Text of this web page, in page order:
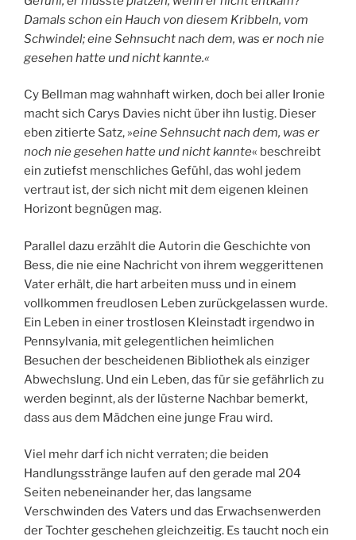
Damals schon ein Hauch von diesem Kribbeln, vom
Schwindel; eine Sehnsucht nach dem, was er noch nie
gesehen hatte und nicht kannte.«
Cy Bellman mag wahnhaft wirken, doch bei aller Ironie
macht sich Carys Davies nicht über ihn lustig. Dieser
eben zitierte Satz, »eine Sehnsucht nach dem, was er
noch nie gesehen hatte und nicht kannte« beschreibt
ein zutiefst menschliches Gefühl, das wohl jedem
vertraut ist, der sich nicht mit dem eigenen kleinen
Horizont begnügen mag.
Parallel dazu erzählt die Autorin die Geschichte von
Bess, die nie eine Nachricht von ihrem weggerittenen
Vater erhält, die hart arbeiten muss und in einem
vollkommen freudlosen Leben zurückgelassen wurde.
Ein Leben in einer trostlosen Kleinstadt irgendwo in
Pennsylvania, mit gelegentlichen heimlichen
Besuchen der bescheidenen Bibliothek als einziger
Abwechslung. Und ein Leben, das für sie gefährlich zu
werden beginnt, als der lüsterne Nachbar bemerkt,
dass aus dem Mädchen eine junge Frau wird.
Viel mehr darf ich nicht verraten; die beiden
Handlungsstränge laufen auf den gerade mal 204
Seiten nebeneinander her, das langsame
Verschwinden des Vaters und das Erwachsenwerden
der Tochter geschehen gleichzeitig. Es taucht noch ein